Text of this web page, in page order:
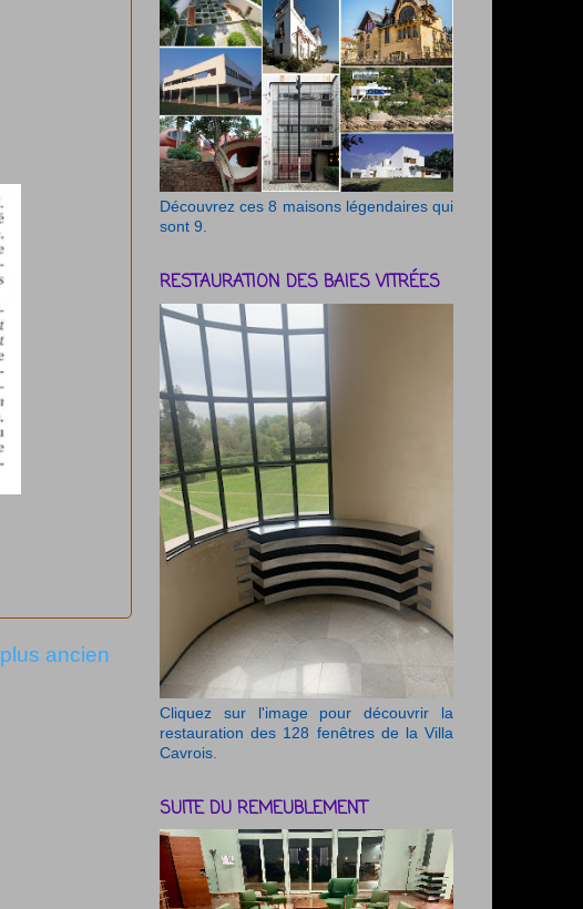
ancien
Découvrez ces 8 maisons légendaires qui
sont 9.
RESTAURATION DES BAIES VITRÉES
Cliquez sur l'image pour découvrir la
restauration des 128 fenêtres de la Villa
Cavrois.
SUITE DU REMEUBLEMENT